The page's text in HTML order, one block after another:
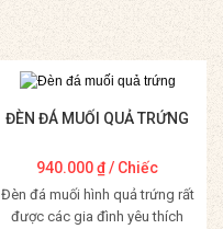
ĐÈN ĐÁ MUỐI QUẢ TRỨNG
940.000₫/ Chiếc
Đèn đá muối hình quả trứng rất
được các gia đình yêu thích